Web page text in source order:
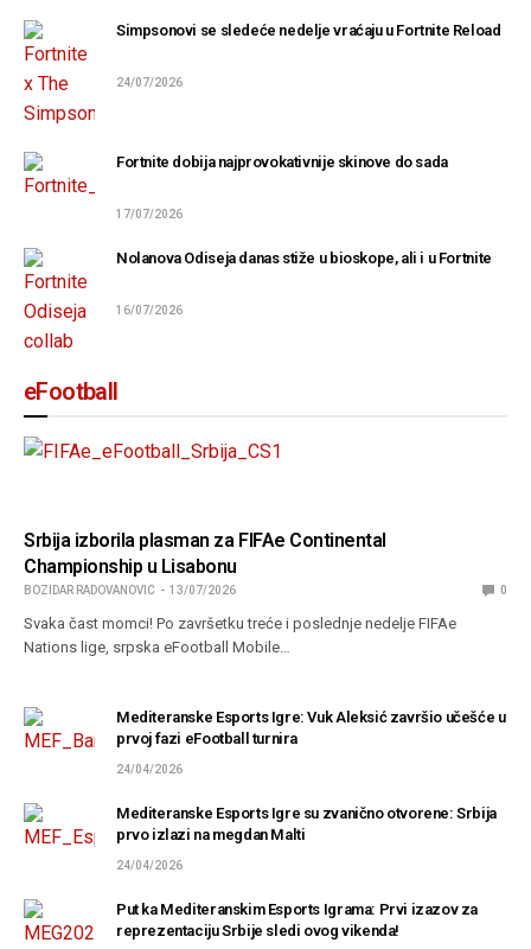
Simpsonovi se sledeće nedelje vraćaju u Fortnite Reload
24/07/2026
Fortnite dobija najprovokativnije skinove do sada
17/07/2026
Nolanova Odiseja danas stiže u bioskope, ali i u Fortnite
16/07/2026
eFootball
Srbija izborila plasman za FIFAe Continental
Championship u Lisabonu
BOZIDAR RADOVANOVIC 13/07/2026 0
Svaka čast momci! Po završetku treće i poslednje nedelje FIFAe
Nations lige, srpska eFootball Mobile…
Mediteranske Esports Igre: Vuk Aleksić završio učešće u
prvoj fazi eFootball turnira
24/04/2026
Mediteranske Esports Igre su zvanično otvorene: Srbija
prvo izlazi na megdan Malti
24/04/2026
Put ka Mediteranskim Esports Igrama: Prvi izazov za
reprezentaciju Srbije sledi ovog vikenda!